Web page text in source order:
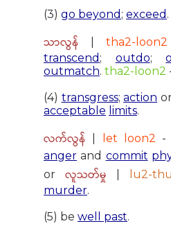
(3) go beyond ; exceed .
သာလွန် |tha2-loon2
transcend ; outdo;
outmatch. tha2-loon2
(4) transgress;action
acceptable limits.
လက်လွန် let loon2 -
anger and commit
or လူသတ်မှု lu2-
murder.
(5) be well past.